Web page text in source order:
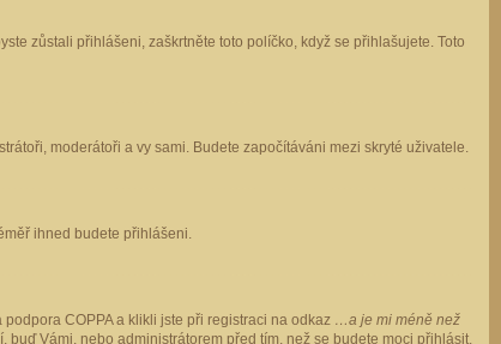
zůstali přihlášeni, zaškrtněte toto políčko, když se přihlašujete. Toto
moderátoři a vy sami. Budete započítáváni mezi skryté uživatele.
ihned budete přihlášeni.
COPPA a klikli jste při registraci na odkaz …a je mi méně než
Vámi, nebo administrátorem před tím, než se budete moci přihlásit.